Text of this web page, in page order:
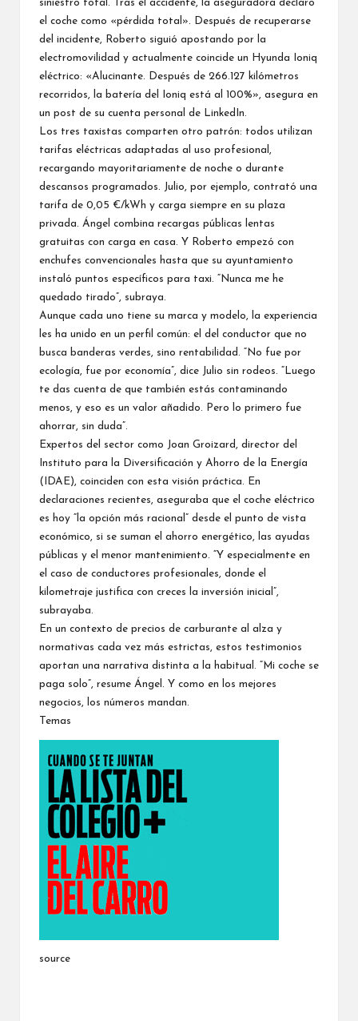
siniestro total. Tras el accidente, la aseguradora declaró
el coche como «pérdida total». Después de recuperarse
del incidente, Roberto siguió apostando por la
electromovilidad y actualmente coincide un Hyunda Ioniq
eléctrico: «Alucinante. Después de 266.127 kilómetros
recorridos, la batería del Ioniq está al 100%», asegura en
un post de su cuenta personal de LinkedIn.
Los tres taxistas comparten otro patrón: todos utilizan
tarifas eléctricas adaptadas al uso profesional,
recargando mayoritariamente de noche o durante
descansos programados. Julio, por ejemplo, contrató una
tarifa de 0,05 €/kWh y carga siempre en su plaza
privada. Ángel combina recargas públicas lentas
gratuitas con carga en casa. Y Roberto empezó con
enchufes convencionales hasta que su ayuntamiento
instaló puntos específicos para taxi. “Nunca me he
quedado tirado”, subraya.
Aunque cada uno tiene su marca y modelo, la experiencia
les ha unido en un perfil común: el del conductor que no
busca banderas verdes, sino rentabilidad. “No fue por
ecología, fue por economía”, dice Julio sin rodeos. “Luego
te das cuenta de que también estás contaminando
menos, y eso es un valor añadido. Pero lo primero fue
ahorrar, sin duda”.
Expertos del sector como Joan Groizard, director del
Instituto para la Diversificación y Ahorro de la Energía
(IDAE), coinciden con esta visión práctica. En
declaraciones recientes, aseguraba que el coche eléctrico
es hoy “la opción más racional” desde el punto de vista
económico, si se suman el ahorro energético, las ayudas
públicas y el menor mantenimiento. “Y especialmente en
el caso de conductores profesionales, donde el
kilometraje justifica con creces la inversión inicial”,
subrayaba.
En un contexto de precios de carburante al alza y
normativas cada vez más estrictas, estos testimonios
aportan una narrativa distinta a la habitual. “Mi coche se
paga solo”, resume Ángel. Y como en los mejores
negocios, los números mandan.
Temas
source